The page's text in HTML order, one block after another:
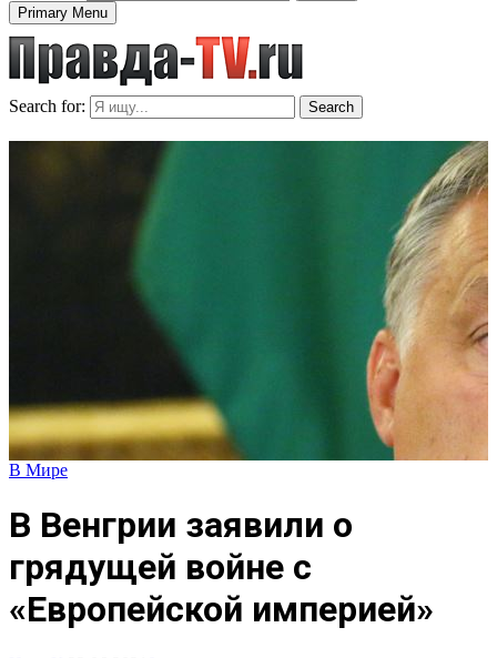
Primary Menu
Search for: Search
В Мире
В Венгрии заявили о
грядущей войне с
«Европейской империей»